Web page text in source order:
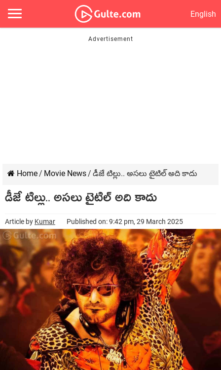
English
Home/ Movie News/ డీజే టిల్లు.. అసలు టైటిల్ అది కాదు
డీజే టిల్లు.. అసలు టైటిల్ అది కాదు
Article by Kumar Published on: 9:42 pm, 29 March 2025